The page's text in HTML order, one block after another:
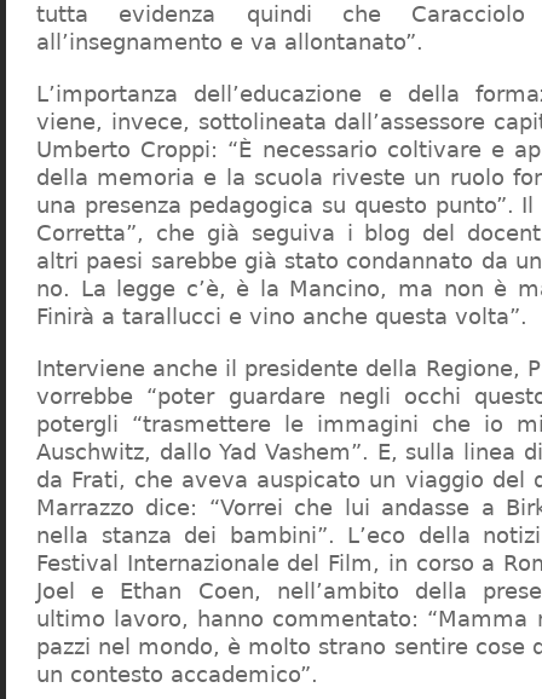
tutta evidenza quindi che
all’insegnamento e va allontanato”.
L’importanza dell’educazione e della
viene, invece, sottolineata dall’assessore
Umberto Croppi: “È necessario coltivare e
della memoria e la scuola riveste un ruolo
una presenza pedagogica su questo punto”.
Corretta”, che già seguiva i blog del
altri paesi sarebbe già stato condannato da
no. La legge c’è, è la Mancino, ma non è
Finirà a tarallucci e vino anche questa volta”.
Interviene anche il presidente della Regione,
vorrebbe “poter guardare negli occhi
potergli “trasmettere le immagini che io
Auschwitz, dallo Yad Vashem”. E, sulla linea
da Frati, che aveva auspicato un viaggio del
Marrazzo dice: “Vorrei che lui andasse a
nella stanza dei bambini”. L’eco della
Festival Internazionale del Film, in corso a
Joel e Ethan Coen, nell’ambito della
ultimo lavoro, hanno commentato: “Mamma
pazzi nel mondo, è molto strano sentire cose
un contesto accademico”.